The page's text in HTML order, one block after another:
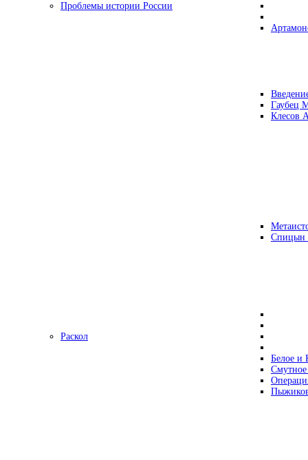
Проблемы истории России
Гаубец
Клесов
Раскол
Белое и